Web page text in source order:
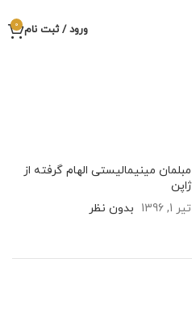
ورود / ثبت نام 0
مبلمان مینیمالیستی الهام گرفته از
ژاپن
تیر 1, 1396
بدون نظر